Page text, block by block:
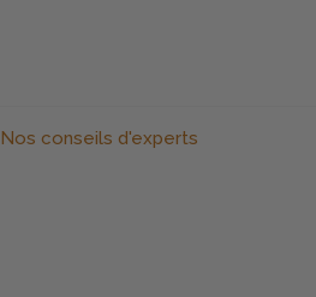
Nos conseils d'experts